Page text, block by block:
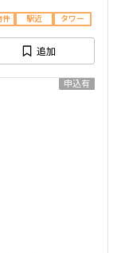
件 駅近 タワー
追加
申込有